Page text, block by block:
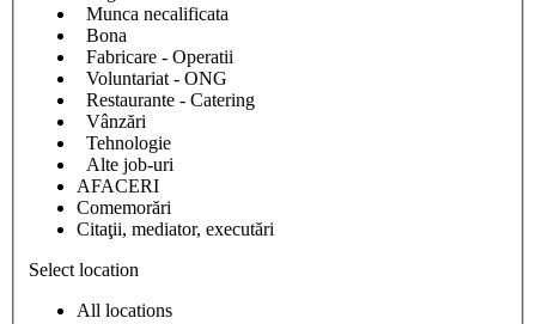
Munca necalificata
Bona
Fabricare - Operatii
Voluntariat - ONG
Restaurante - Catering
Vânzări
Tehnologie
Alte job-uri
AFACERI
Comemorări
Citaţii, mediator, executări
Select location
All locations